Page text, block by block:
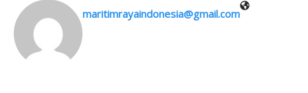
maritimrayaindonesia@gmail.com